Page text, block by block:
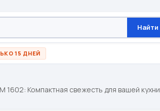
Найти
15 ДНЕЙ
1602: Компактная свежесть для вашей кухни